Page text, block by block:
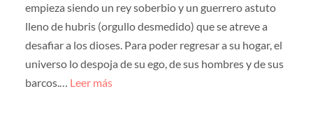
empieza siendo un rey soberbio y un guerrero astuto
lleno de hubris (orgullo desmedido) que se atreve a
desafiar a los dioses. Para poder regresar a su hogar, el
universo lo despoja de su ego, de sus hombres y de sus
barcos.… Leer más